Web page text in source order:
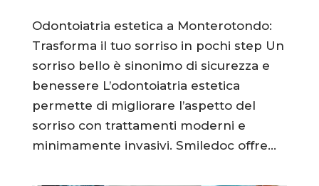
Odontoiatria estetica a Monterotondo:
Trasforma il tuo sorriso in pochi step Un
sorriso bello è sinonimo di sicurezza e
benessere L’odontoiatria estetica
permette di migliorare l’aspetto del
sorriso con trattamenti moderni e
minimamente invasivi. Smiledoc offre...